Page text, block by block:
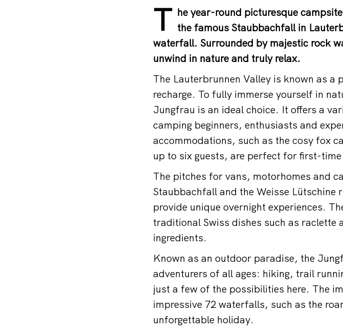
T he year-round picturesque
the famous Staubbachfall in
waterfall. Surrounded by majestic rock
unwind in nature and truly relax.
The Lauterbrunnen Valley is known as a
recharge. To fully immerse yourself in
Jungfrau is an ideal choice. It offers a
camping beginners, enthusiasts and
accommodations, such as the cosy fox
up to six guests, are perfect for first-
The pitches for vans, motorhomes and
Staubbachfall and the Weisse
provide unique overnight experiences.
traditional Swiss dishes such as raclette
ingredients.
Known as an outdoor paradise, the
adventurers of all ages: hiking, trail
just a few of the possibilities here. The
impressive 72 waterfalls, such as the
unforgettable holiday.